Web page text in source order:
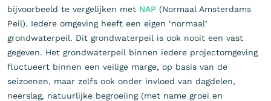
bijvoorbeeld te vergelijken met NAP (Normaal Amsterdams
Peil). Iedere omgeving heeft een eigen ‘normaal’
grondwaterpeil. Dit grondwaterpeil is ook nooit een vast
gegeven. Het grondwaterpeil binnen iedere projectomgeving
fluctueert binnen een veilige marge, op basis van de
seizoenen, maar zelfs ook onder invloed van dagdelen,
neerslag, natuurlijke begroeiing (met name groei en